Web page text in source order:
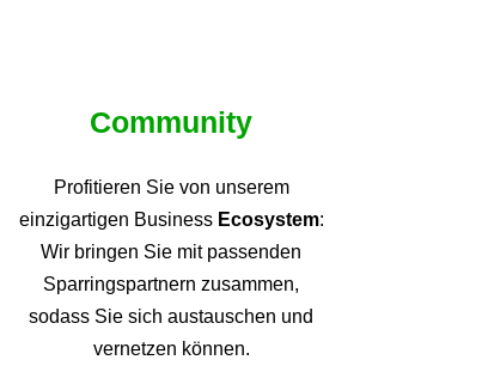
Community
Profitieren Sie von unserem
einzigartigen Business Ecosystem:
Wir bringen Sie mit passenden
Sparringspartnern zusammen,
sodass Sie sich austauschen und
vernetzen können.